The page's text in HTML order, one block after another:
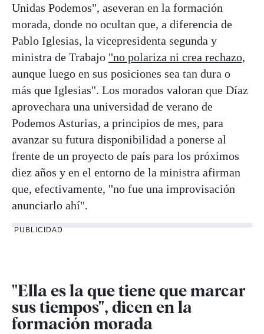
Unidas Podemos", aseveran en la formación
morada, donde no ocultan que, a diferencia de
Pablo Iglesias, la vicepresidenta segunda y
ministra de Trabajo "no polariza ni crea rechazo,
aunque luego en sus posiciones sea tan dura o
más que Iglesias". Los morados valoran que Díaz
aprovechara una universidad de verano de
Podemos Asturias, a principios de mes, para
avanzar su futura disponibilidad a ponerse al
frente de un proyecto de país para los próximos
diez años y en el entorno de la ministra afirman
que, efectivamente, "no fue una improvisación
anunciarlo ahí".
PUBLICIDAD
"Ella es la que tiene que marcar
sus tiempos", dicen en la
formación morada